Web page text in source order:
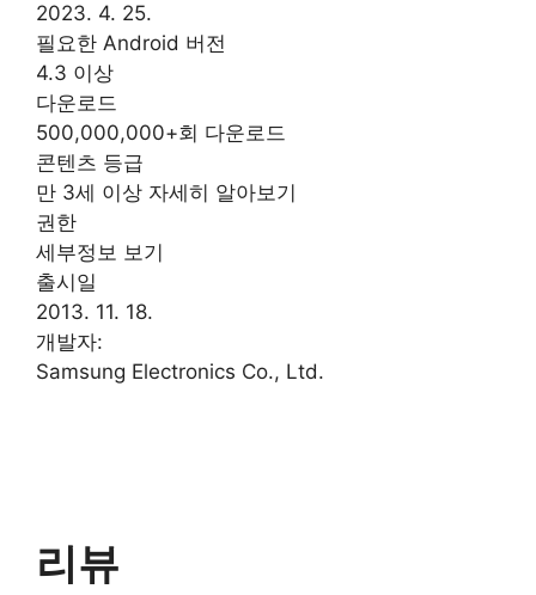
2023. 4. 25.
필요한 Android 버전
4.3 이상
다운로드
500,000,000+회 다운로드
콘텐츠 등급
만 3세 이상 자세히 알아보기
권한
세부정보 보기
출시일
2013. 11. 18.
개발자:
Samsung Electronics Co., Ltd.
리뷰